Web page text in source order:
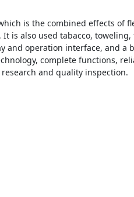
is the combined effects of
is also used tabacco,
and operation interface, and a
complete functions,
and quality inspection.